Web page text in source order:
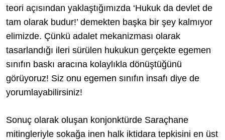
teori açısından yaklaştığımızda ‘Hukuk da devlet de
tam olarak budur!’ demekten başka bir şey kalmıyor
elimizde. Çünkü adalet mekanizması olarak
tasarlandığı ileri sürülen hukukun gerçekte egemen
sınıfın baskı aracına kolaylıkla dönüştüğünü
görüyoruz! Siz onu egemen sınıfın insafı diye de
yorumlayabilirsiniz!
Sonuç olarak oluşan konjonktürde Saraçhane
mitingleriyle sokağa inen halk iktidara tepkisini en üst